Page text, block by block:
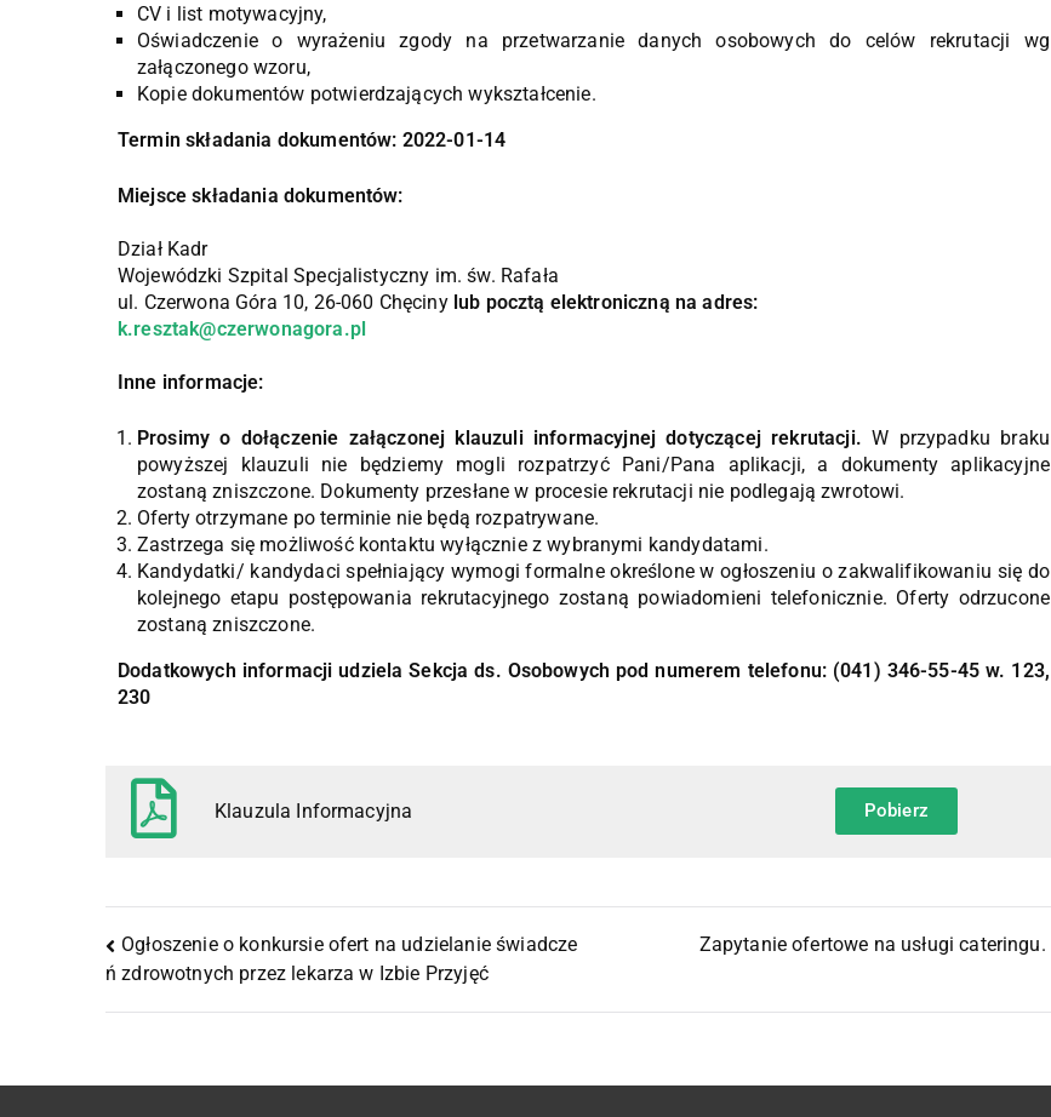
CV i list motywacyjny,
Oświadczenie o wyrażeniu zgody na przetwarzanie danych osobowych do celów rekrutacji wg
załączonego wzoru,
Kopie dokumentów potwierdzających wykształcenie.
Termin składania dokumentów: 2022-01-14
Miejsce składania dokumentów:
Dział Kadr
Wojewódzki Szpital Specjalistyczny im. św. Rafała
ul. Czerwona Góra 10, 26-060 Chęcinylub pocztą elektroniczną na adres:
k.resztak@czerwonagora.pl
Inne informacje:
Prosimy o dołączenie załączonej klauzuli informacyjnej dotyczącej rekrutacji.W przypadku braku
powyższej klauzuli nie będziemy mogli rozpatrzyć Pani/Pana aplikacji, a dokumenty aplikacyjne
zostaną zniszczone. Dokumenty przesłane w procesie rekrutacji nie podlegają zwrotowi.
Oferty otrzymane po terminie nie będą rozpatrywane.
Zastrzega się możliwość kontaktu wyłącznie z wybranymi kandydatami.
Kandydatki/ kandydaci spełniający wymogi formalne określone w ogłoszeniu o zakwalifikowaniu się do
kolejnego etapu postępowania rekrutacyjnego zostaną powiadomieni telefonicznie. Oferty odrzucone
zostaną zniszczone.
Dodatkowych informacji udziela Sekcja ds. Osobowych pod numerem telefonu: (041) 346-55-45 w. 123,
230
Klauzula Informacyjna Pobierz
Ogłoszenie o konkursie ofert na udzielanie świadcze
ń zdrowotnych przez lekarza w Izbie Przyjęć
Zapytanie ofertowe na usługi cateringu.